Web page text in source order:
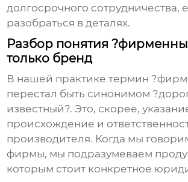
долгосрочного сотрудничества,
разобраться в деталях.
Разбор понятия
только бренд
В нашей практике термин
перестал быть синонимом
известный?. Это, скорее,
происхождение и
производителя. Когда мы
фирмы, мы подразумеваем
которым стоит конкретное